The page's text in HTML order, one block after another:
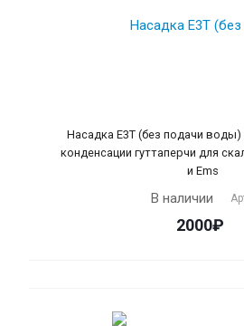
Насадка Е3T (без подачи воды)
конденсации гуттаперчи для
и Ems
В наличии
2000₽